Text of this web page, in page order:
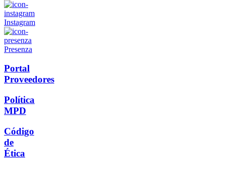
Instagram
Presenza
Portal
Proveedores
Política
MPD
Código
de
Ética